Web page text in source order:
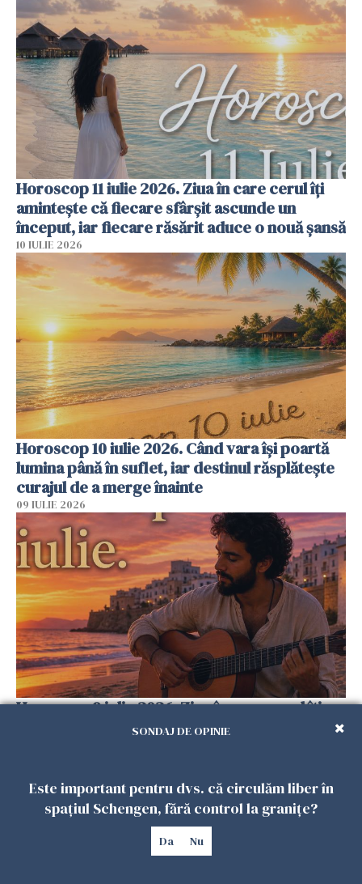
Horoscop 11 iulie 2026. Ziua în care cerul îți
amintește că fiecare sfârșit ascunde un
început, iar fiecare răsărit aduce o nouă șansă
10 IULIE 2026
Horoscop 10 iulie 2026. Când vara își poartă
lumina până în suflet, iar destinul răsplătește
curajul de a merge înainte
09 IULIE 2026
Horoscop 9 iulie 2026. Ziua în care cerul îți
amintește că destinul se schimbă prin alegeri
SONDAJ DE OPINIE
Este important pentru dvs. că circulăm liber în
spațiul Schengen, fără control la granițe?
Da Nu